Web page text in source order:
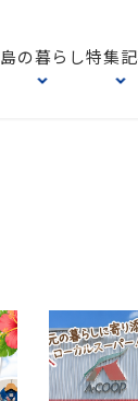
島の暮らし特集